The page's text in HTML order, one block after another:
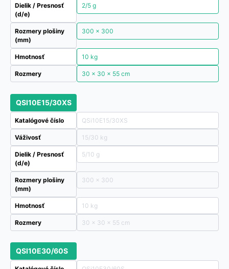
Dielik / Presnosť
(d/e)
2/5 g
Rozmery plošiny
(mm)
300 x 300
Hmotnosť 10 kg
Rozmery 30 × 30 × 55 cm
QSI10E15/30XS
Katalógové číslo QSi10E15/30XS
Váživosť 15/30 kg
Dielik / Presnosť
(d/e)
5/10 g
Rozmery plošiny
(mm)
300 x 300
Hmotnosť 10 kg
Rozmery 30 × 30 × 55 cm
QSI10E30/60S